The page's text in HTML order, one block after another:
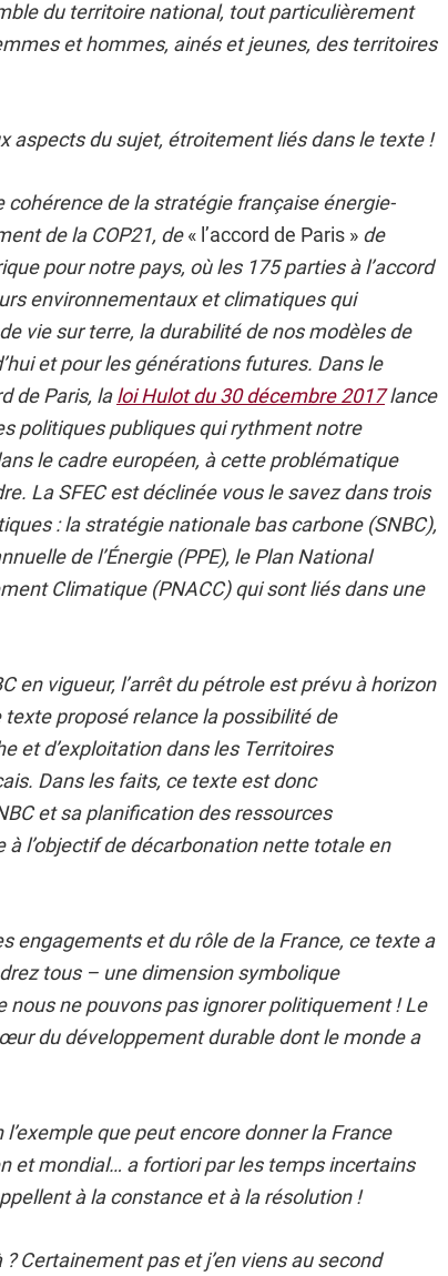
du territoire national, tout particulièrement
et hommes, ainés et jeunes, des territoires
aspects du sujet, étroitement liés dans le texte !
cohérence de la stratégie française énergie-
de la COP21, de« l’accord de Paris » de
pour notre pays, où les 175 parties à l’accord
environnementaux et climatiques qui
vie sur terre, la durabilité de nos modèles de
et pour les générations futures. Dans le
de Paris, laloi Hulot du 30 décembre 2017lance
politiques publiques qui rythment notre
le cadre européen, à cette problématique
La SFEC est déclinée vous le savez dans trois
: la stratégie nationale bas carbone (SNBC),
de l’Énergie (PPE), le Plan National
Climatique (PNACC) qui sont liés dans une
en vigueur, l’arrêt du pétrole est prévu à horizon
proposé relance la possibilité de
et d’exploitation dans les Territoires
Dans les faits, ce texte est donc
et sa planification des ressources
l’objectif de décarbonation nette totale en
engagements et du rôle de la France, ce texte a
tous – une dimension symbolique
ne pouvons pas ignorer politiquement ! Le
du développement durable dont le monde a
que peut encore donner la France
et mondial… a fortiori par les temps incertains
à la constance et à la résolution !
Certainement pas et j’en viens au second